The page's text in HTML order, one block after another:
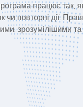
працює так,
чи повторні дії.
зрозумілішими та